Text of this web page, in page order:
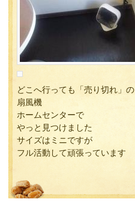
どこへ行っても「売り切れ」の
扇風機
ホームセンターで
やっと見つけました
サイズはミニですが
フル活動して頑張っています